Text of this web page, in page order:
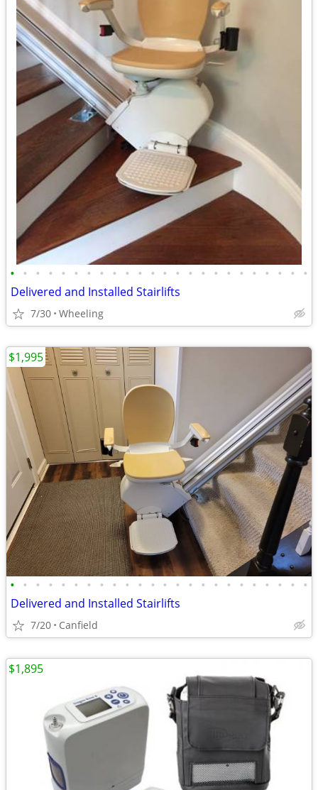
• • • • • • • • • • • • • • • • • • • • • • • •
Delivered and Installed Stairlifts
7/30 Wheeling
• • • • • • • • • • • • • • • • • • • • • • • •
Delivered and Installed Stairlifts
7/20 Canfield
$1,995
$1,895